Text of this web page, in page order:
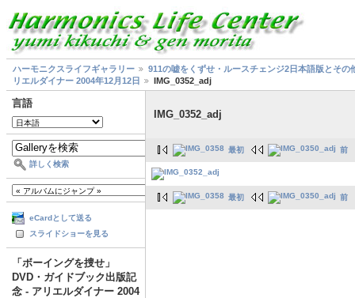
ハーモニクスライフギャラリー
911の嘘をくずせ・ルースチェンジ2日本語版とその
リエルダイナー 2004年12月12日
IMG_0352_adj
言語
詳しく検索
eCardとして送る
スライドショーを見る
「ボーイングを捜せ」
DVD・ガイドブック出版記
念 - アリエルダイナー 2004
IMG_0352_adj
最初 前
最初 前